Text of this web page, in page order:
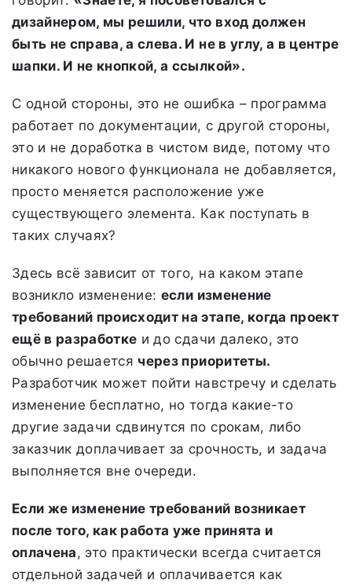
дизайнером, мы решили, что вход должен
быть не справа, а слева. И не в углу, а в центре
шапки. И не кнопкой, а ссылкой».
С одной стороны, это не ошибка – программа
работает по документации, с другой стороны,
это и не доработка в чистом виде, потому что
никакого нового функционала не добавляется,
просто меняется расположение уже
существующего элемента. Как поступать в
таких случаях?
Здесь всё зависит от того, на каком этапе
возникло изменение: если изменение
требований происходит на этапе, когда проект
ещё в разработке и до сдачи далеко, это
обычно решается через приоритеты.
Разработчик может пойти навстречу и сделать
изменение бесплатно, но тогда какие-то
другие задачи сдвинутся по срокам, либо
заказчик доплачивает за срочность, и задача
выполняется вне очереди.
Если же изменение требований возникает
после того, как работа уже принята и
оплачена, это практически всегда считается
отдельной задачей и оплачивается как